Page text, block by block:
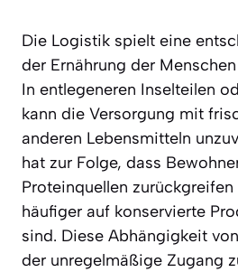
Die Logistik spielt eine
der Ernährung der
In entlegeneren Inselteilen
kann die Versorgung mit
anderen Lebensmitteln
hat zur Folge, dass
Proteinquellen
häufiger auf konservierte
sind. Diese Abhängigkeit
der unregelmäßige Zugang